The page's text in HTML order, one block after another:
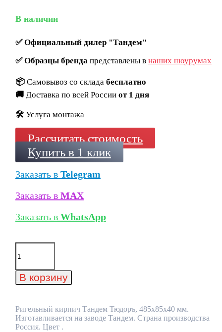
В наличии
✅Официальный дилер "Тандем"
✅Образцы брендапредставлены в наших шоурумах
📦 Самовывоз со склада бесплатно
🚚 Доставка по всей России от 1 дня
🛠️ Услуга монтажа
Рассчитать стоимость
Купить в 1 клик
Заказать в Telegram
Заказать в MAX
Заказать в WhatsApp
Количество
товара
кирпич
Тандем
мм
В корзину
Ригельный кирпич Тандем Тюдоръ, 485x85x40 мм.
Изготавливается на заводе Тандем. Страна производства
Россия. Цвет .